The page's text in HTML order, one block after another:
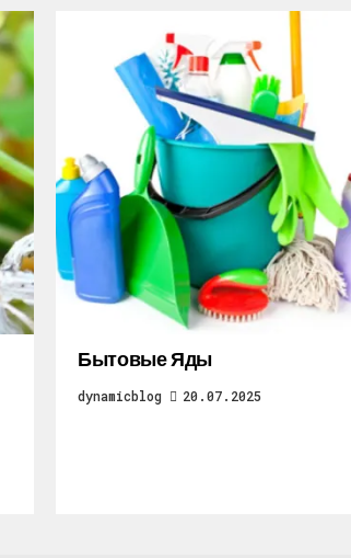
Бытовые Яды
dynamicblog 20.07.2025